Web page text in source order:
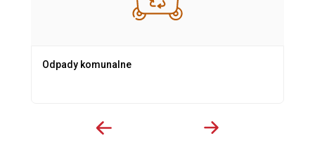
Odpady komunalne